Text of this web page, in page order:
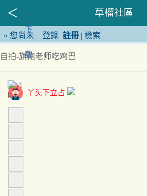
草榴社區
» 您尚未 登錄 註冊 | 檢索
自拍-旗袍老师吃鸡巴
丫头下立占